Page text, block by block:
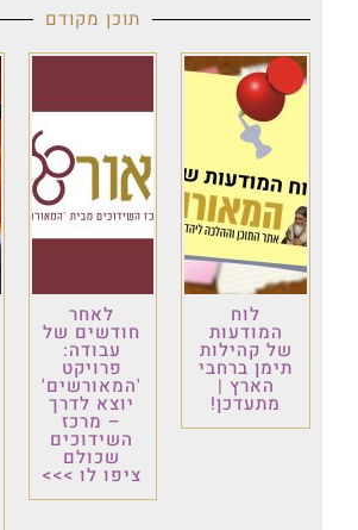
תוכן מקודם
לוח
המודעות
של קהילות
תימן ברחבי
הארץ |
מתעדכן!
לאחר
חודשים של
עבודה:
פרויקט
'המאורשים'
יוצא לדרך
– מרכז
השידוכים
שכולם
ציפו לו >>>